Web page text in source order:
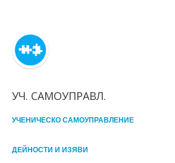
УЧ. САМОУПРАВЛ.
УЧЕНИЧЕСКО САМОУПРАВЛЕНИЕ
ДЕЙНОСТИ И ИЗЯВИ